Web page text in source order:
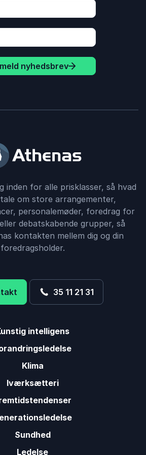
nyhedsbrev
inden for alle prisklasser, så hvad
om store arrangementer,
personalemøder, foredrag for
debatskabende grupper, så
kontakten mellem dig og din
foredragsholder.
35 11 21 31
intelligens
Klima
Iværksætteri
Sundhed
Ledelse